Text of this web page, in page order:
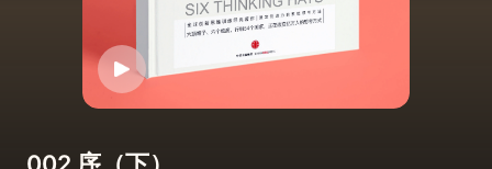
002 序（下）